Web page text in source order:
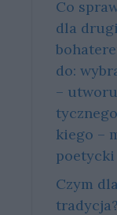
Co
dla
do:
–
kie­go –
Czym